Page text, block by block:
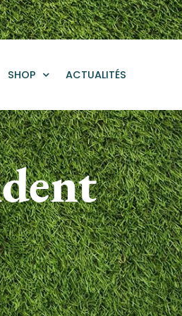
SHOP ACTUALITÉS